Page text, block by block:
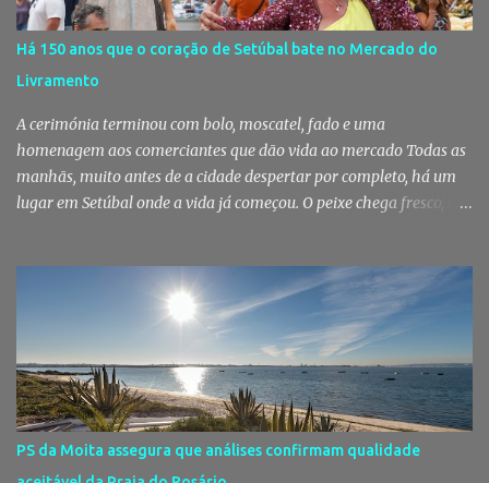
uma pista de dança ao ar livre. É um ponto de encontro entre
gerações, um momento de reencontro entre amigos e famílias,
mas também o reflexo daquilo que distingue o Pinhal Novo: a
capacidade de transformar uma ideia simples numa tradição que
mobiliza milhares de pessoas. Todos os anos, quando ch...
Há 150 anos que o coração de Setúbal bate no Mercado do
Livramento
A cerimónia terminou com bolo, moscatel, fado e uma
homenagem aos comerciantes que dão vida ao mercado Todas as
manhãs, muito antes de a cidade despertar por completo, há um
lugar em Setúbal onde a vida já começou. O peixe chega fresco, os
fruta, das ervas e do pão acabado de cozer. Há 150 anos que esta
rotina se repete no Mercado do Livramento, um espaço que
continua a ser muito mais do que um mercado: é um dos maiores
símbolos da identidade setubalense. Mercado celebrou 150 anos
no último dia de Julho Foi considerado pela revista norte-
americana USA Today um dos melhores mercados de peixe do
mundo. Mas, para os setubalenses, o Mercado do Livramento vale
muito mais do que qualquer distinção internacional. O Mercado do
PS da Moita assegura que análises confirmam qualidade